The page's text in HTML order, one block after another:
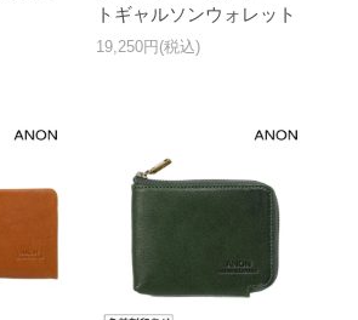
トギャルソンウォレット
19,250円(税込)